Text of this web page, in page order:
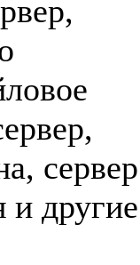
сервер
и другие